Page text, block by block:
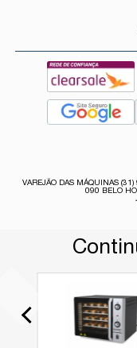
VAREJÃO DAS MÁQUINAS
090 BELO